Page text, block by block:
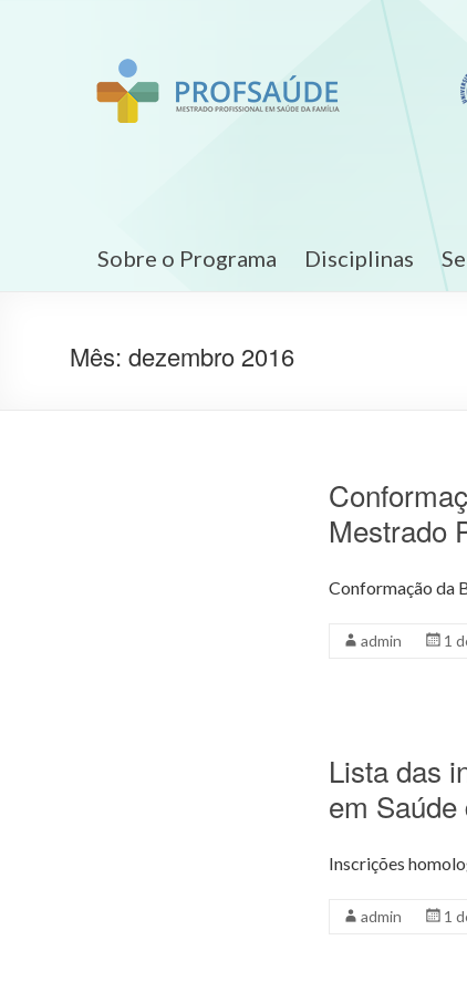
Sobre o Programa Disciplinas
Mês: dezembro 2016
Mestrado
Conformação da
admin 1
Lista das
em
Inscrições
admin 1